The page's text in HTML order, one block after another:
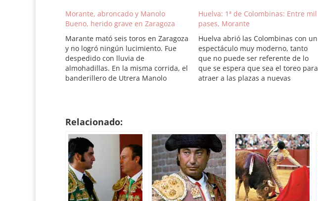
Morante, abroncado y Manolo
Bueno, herido grave en Zaragoza
Marante mató seis toros en Zaragoza
y no logró ningún lucimiento. Fue
despedido con lluvia de
almohadillas. En la misma corrida, el
banderillero de Utrera Manolo
Trasladado de inmediato a la…
Huelva: 1ª de Colombinas: Entre mil
pases, Morante
Huelva abrió las Colombinas con un
espectáculo muy moderno, tanto
que no puede ser referente de lo
que se espera que sea el toreo para
atraer a las plazas a nuevas
Relacionado: